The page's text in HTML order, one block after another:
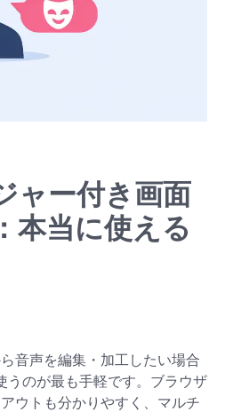
ャー付き画面
本当に使える
音声を編集・加工したい場合
うのが最も手軽です。ブラウザ
ウトも分かりやすく、マルチ